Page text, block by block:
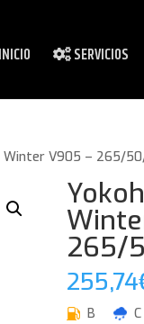
INICIO SERVICIOS
V905 – 265/50/
265/
255,74
B